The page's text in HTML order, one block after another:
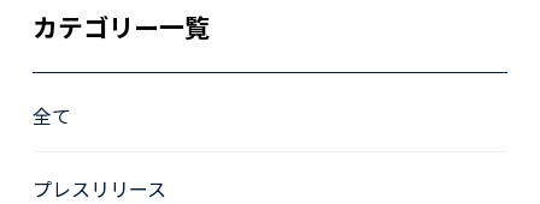
カテゴリー一覧
全て
プレスリリース